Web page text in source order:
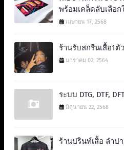
พร้อมเคล็ดลับเลือก
เมษายน 17, 2568
ร้านรับสกรีนเสื้อ1ตั
มกราคม 02, 2564
ระบบ DTG, DTF,
มิถุนายน 22, 2568
ร้านปรินท์เสื้อ ลำป